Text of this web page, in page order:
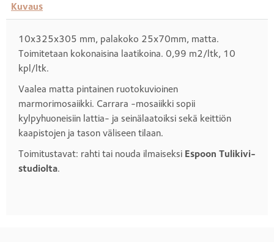
Kuvaus
10x325x305 mm, palakoko 25x70mm, matta.
Toimitetaan kokonaisina laatikoina. 0,99 m2/ltk, 10
kpl/ltk.
Vaalea matta pintainen ruotokuvioinen
marmorimosaiikki. Carrara -mosaiikki sopii
kylpyhuoneisiin lattia- ja seinälaatoiksi sekä keittiön
kaapistojen ja tason väliseen tilaan.
Toimitustavat: rahti tai nouda ilmaiseksi Espoon Tulikivi-
studiolta.